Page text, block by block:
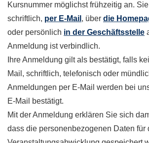
Kursnummer möglichst frühzeitig an.
schriftlich, per E-Mail , über die
oder persönlich in der Geschäftsstelle
Anmeldung ist verbindlich.
Ihre Anmeldung gilt als bestätigt, falls
Mail, schriftlich, telefonisch oder
Anmeldungen per E-Mail werden bei
E-Mail bestätigt.
Mit der Anmeldung erklären Sie sich
dass die personenbezogenen Daten für